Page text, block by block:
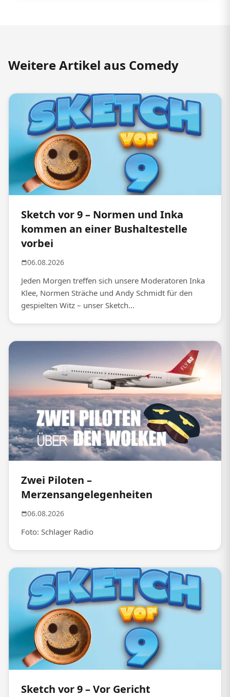
Weitere Artikel aus Comedy
Sketch vor 9 – Normen und Inka
kommen an einer Bushaltestelle
vorbei
06.08.2026
Jeden Morgen treffen sich unsere Moderatoren Inka
Klee, Normen Sträche und Andy Schmidt für den
gespielten Witz – unser Sketch...
Zwei Piloten –
Merzensangelegenheiten
06.08.2026
Foto: Schlager Radio
Sketch vor 9 – Vor Gericht